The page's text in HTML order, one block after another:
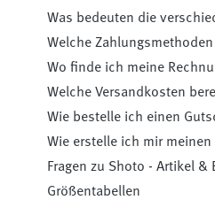
Was bedeuten die
Welche Zahlungsmethoden
Wo finde ich meine
Welche Versandkosten
Wie bestelle ich einen
Wie erstelle ich mir meinen
Fragen zu Shoto - Artikel &
Größentabellen